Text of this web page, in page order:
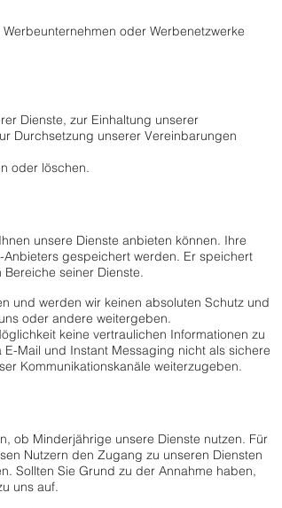
oder Werbenetzwerke
Dienste, zur Einhaltung unserer
Durchsetzung unserer Vereinbarungen
oder löschen.
unsere Dienste anbieten können. Ihre
gespeichert werden. Er speichert
seiner Dienste.
und werden wir keinen absoluten Schutz und
oder andere weitergeben.
keine vertraulichen Informationen zu
Mail und Instant Messaging nicht als sichere
Kommunikationskanäle weiterzugeben.
ob Minderjährige unsere Dienste nutzen. Für
Nutzern den Zugang zu unseren Diensten
Sollten Sie Grund zu der Annahme haben,
uns auf.